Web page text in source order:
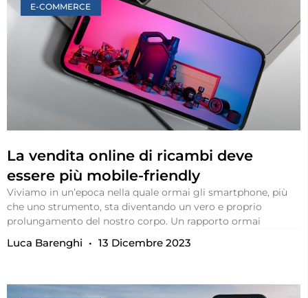
E-COMMERCE
La vendita online di ricambi deve
essere più mobile-friendly
Viviamo in un’epoca nella quale ormai gli smartphone, più
che uno strumento, sta diventando un vero e proprio
prolungamento del nostro corpo. Un rapporto ormai
Luca Barenghi 13 Dicembre 2023